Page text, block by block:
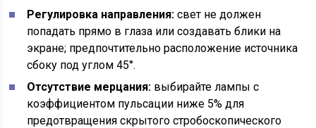
Регулировка направления: свет не должен
попадать прямо в глаза или создавать блики на
экране; предпочтительно расположение источника
сбоку под углом 45°.
Отсутствие мерцания: выбирайте лампы с
коэффициентом пульсации ниже 5% для
предотвращения скрытого стробоскопического